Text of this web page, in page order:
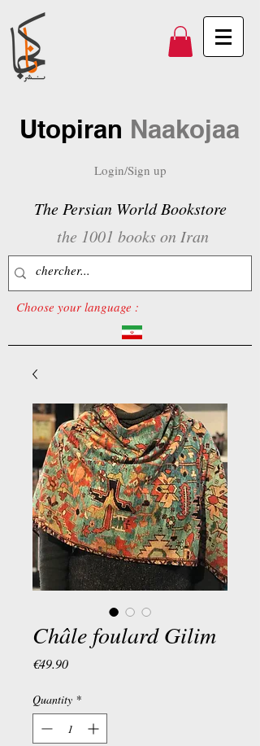
Utopiran Naakojaa
Login/Sign up
The Persian World Bookstore
the 1001 books on Iran
Choose your language :
Châle foulard Gilim
€49.90Price
Quantity *